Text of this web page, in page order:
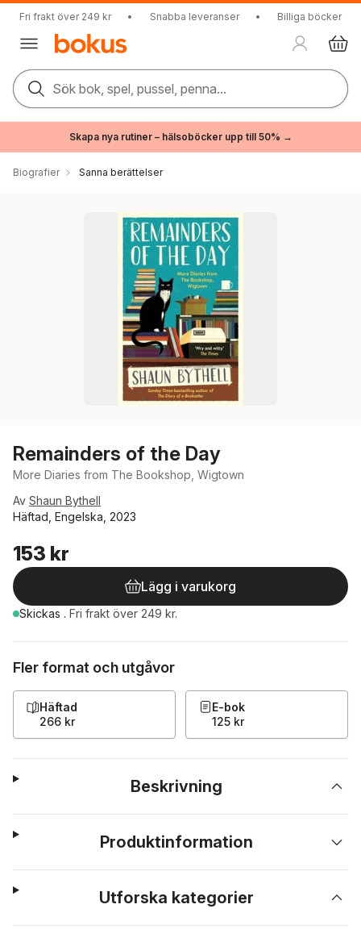
Fri frakt över 249 kr • Snabba leveranser • Billiga böcker
Sök bok, spel, pussel, penna...
Skapa nya rutiner – hälsoböcker upp till 50% →
Biografier Sanna berättelser
Remainders of the Day
More Diaries from The Bookshop, Wigtown
Av Shaun Bythell
Häftad, Engelska, 2023
153 kr
Lägg i varukorg
Skickas . Fri frakt över 249 kr.
Fler format och utgåvor
Häftad
266 kr
E-bok
125 kr
Beskrivning
Produktinformation
Utforska kategorier